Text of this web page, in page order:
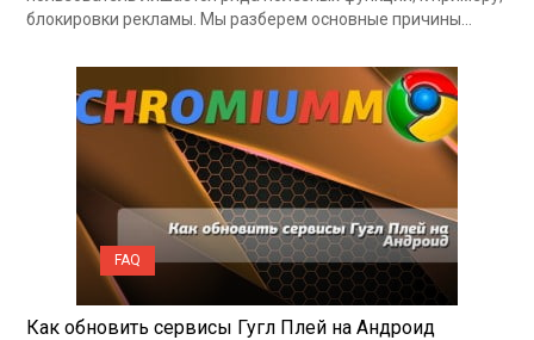
блокировки рекламы. Мы разберем основные причины…
FAQ
Как обновить сервисы Гугл Плей на Андроид